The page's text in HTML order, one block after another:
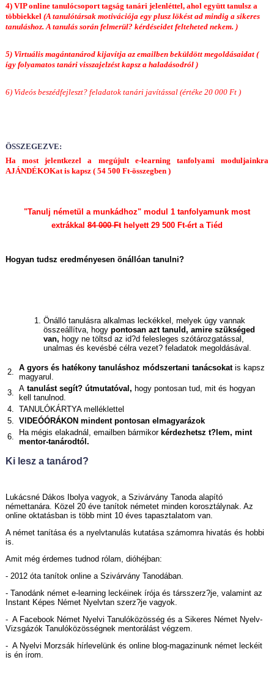
4) VIP online tanulócsoport tagság tanári jelenléttel, ahol együtt tanulsz a
többiekkel (A tanulótársak motivációja egy plusz lökést ad mindig a sikeres
tanuláshoz. A tanulás során felmerül? kérdéseidet felteheted nekem. )
5) Virtuális magántanárod kijavítja az emailben beküldött megoldásaidat(
így folyamatos tanári visszajelzést kapsz a haladásodról )
6) Videós beszédfejleszt? feladatok tanári javítással (értéke 20 000 Ft )
ÖSSZEGEZVE:
Ha most jelentkezel a megújult e-learning tanfolyami moduljainkra
AJÁNDÉKOKat is kapsz ( 54 500 Ft-összegben )
"Tanulj németül a munkádhoz" modul 1 tanfolyamunk most
extrákkal 84 000 Fthelyett 29 500 Ft-ért a Tiéd
Hogyan tudsz eredményesen önállóan tanulni?
Önálló tanulásra alkalmas leckékkel, melyek úgy vannak
összeállítva, hogy pontosan azt tanuld, amire szükséged
van, hogy ne töltsd az id?d felesleges szótározgatással,
unalmas és kevésbé célra vezet? feladatok megoldásával.
2. A gyors és hatékony tanuláshoz módszertani tanácsokatis kapsz
magyarul.
3.
A tanulást segít? útmutatóval, hogy pontosan tud, mit és hogyan
kell tanulnod.
4.
TANULÓKÁRTYA melléklettel
5.
VIDEÓÓRÁKON mindent pontosan elmagyarázok
6.
Ha mégis elakadnál, emailben bármikor kérdezhetsz t?lem, mint
mentor-tanárodtól.
Ki lesz a tanárod?
Lukácsné Dákos Ibolya vagyok, a Szivárvány Tanoda alapító
némettanára. Közel 20 éve tanítok németet minden korosztálynak. Az
online oktatásban is több mint 10 éves tapasztalatom van.
A német tanítása és a nyelvtanulás kutatása számomra hivatás és hobbi
is.
Amit még érdemes tudnod rólam, dióhéjban:
- 2012 óta tanítok online a Szivárvány Tanodában.
- Tanodánk német e-learning leckéinek írója és társszerz?je, valamint az
Instant Képes Német Nyelvtan szerz?je vagyok.
- A Facebook Német Nyelvi Tanulóközösség és a Sikeres Német Nyelv-
Vizsgázók Tanulóközösségnek mentorálást végzem.
- A Nyelvi Morzsák hírlevelünk és online blog-magazinunk német leckéit
is én írom.